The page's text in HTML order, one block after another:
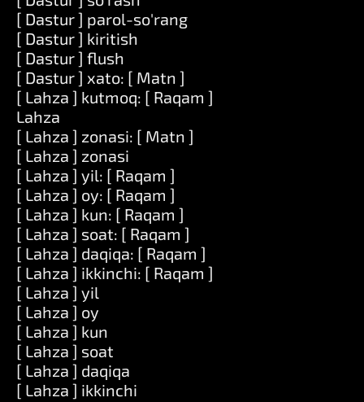
[ Dastur ] parol-so'rang
[ Dastur ] kiritish
[ Dastur ] flush
[ Dastur ] xato: [ Matn ]
[ Lahza ] kutmoq: [ Raqam ]
Lahza
[ Lahza ] zonasi: [ Matn ]
[ Lahza ] zonasi
[ Lahza ] yil: [ Raqam ]
[ Lahza ] oy: [ Raqam ]
[ Lahza ] kun: [ Raqam ]
[ Lahza ] soat: [ Raqam ]
[ Lahza ] daqiqa: [ Raqam ]
[ Lahza ] ikkinchi: [ Raqam ]
[ Lahza ] yil
[ Lahza ] oy
[ Lahza ] kun
[ Lahza ] soat
[ Lahza ] daqiqa
[ Lahza ] ikkinchi